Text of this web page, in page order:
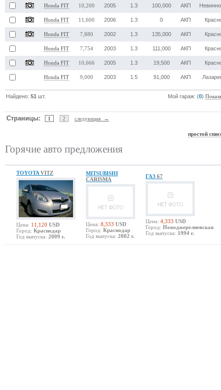
Honda FIT 10,200 2005 1.3 100,000 АКП
Honda FIT 11,600 2006 1.3 0 АКП
Honda FIT 7,880 2002 1.3 135,000 АКП
Honda FIT 7,754 2003 1.3 111,000 АКП
Honda FIT 10,666 2005 1.3 19,500 АКП
Honda FIT 9,000 2003 1.5 91,000 АКП
Найдено:51 шт. Мой гараж: (0)
Страницы: 1 2 следующая →
простой
Горячие авто предложения
TOYOTA VITZ
Цена: 11,120 USD
Город: Краснодар
Год выпуска: 2009 г.
MITSUBISHI
CARISMA
Цена: 8,333 USD
Город: Краснодар
Год выпуска: 2002 г.
ГАЗ 67
Цена: 4,333 USD
Город: Новоджерелиевская
Год выпуска: 1994 г.